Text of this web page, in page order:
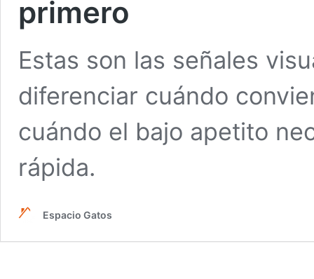
primero
Estas son las señales
diferenciar cuándo
cuándo el bajo apetito
rápida.
Espacio Gatos